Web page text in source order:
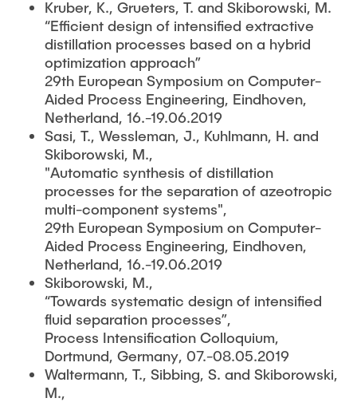
Kruber, K., Grueters, T. and Skiborowski, M.
“Efficient design of intensified extractive
distillation processes based on a hybrid
optimization approach”
29th European Symposium on Computer-
Aided Process Engineering, Eindhoven,
Netherland, 16.-19.06.2019
Sasi, T., Wessleman, J., Kuhlmann, H. and
Skiborowski, M.,
"Automatic synthesis of distillation
processes for the separation of azeotropic
multi-component systems",
29th European Symposium on Computer-
Aided Process Engineering, Eindhoven,
Netherland, 16.-19.06.2019
Skiborowski, M.,
“Towards systematic design of intensified
fluid separation processes”,
Process Intensification Colloquium,
Dortmund, Germany, 07.-08.05.2019
Waltermann, T., Sibbing, S. and Skiborowski,
M.,